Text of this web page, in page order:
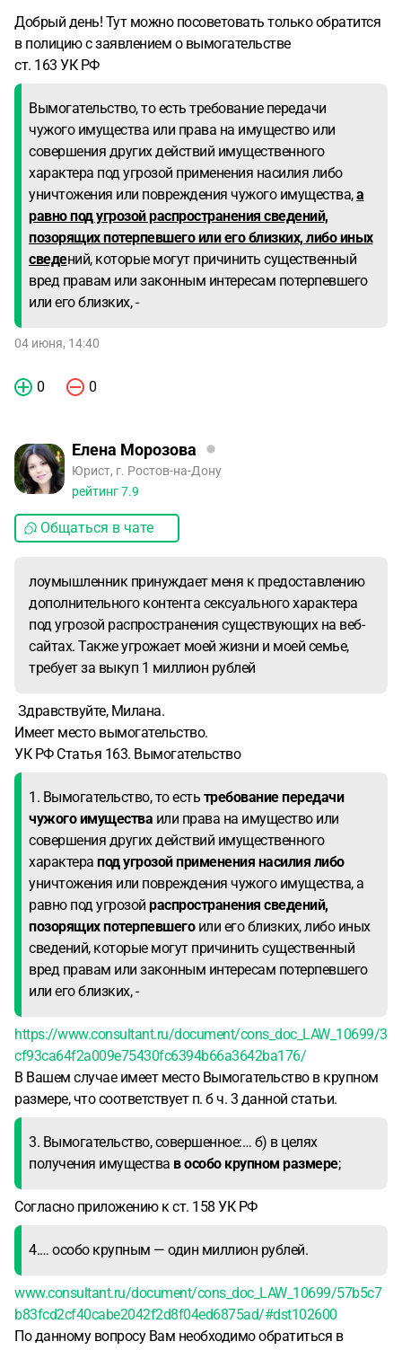
Добрый день! Тут можно посоветовать только обратится
в полицию с заявлением о вымогательстве
ст. 163 УК РФ
Вымогательство, то есть требование передачи
чужого имущества или права на имущество или
совершения других действий имущественного
характера под угрозой применения насилия либо
уничтожения или повреждения чужого имущества,а
равно под угрозой распространения сведений,
позорящих потерпевшего или его близких, либо иных
сведений, которые могут причинить существенный
вред правам или законным интересам потерпевшего
или его близких, -
04 июня, 14:40
0 0
Елена Морозова
Юрист, г. Ростов-на-Дону
рейтинг7.9
Общаться в чате
лоумышленник принуждает меня к предоставлению
дополнительного контента сексуального характера
под угрозой распространения существующих на веб-
сайтах. Также угрожает моей жизни и моей семье,
требует за выкуп 1 миллион рублей
Здравствуйте, Милана.
Имеет место вымогательство.
УК РФ Статья 163. Вымогательство
1. Вымогательство, то есть требование передачи
чужого имущества или права на имущество или
совершения других действий имущественного
характера под угрозой применения насилия либо
уничтожения или повреждения чужого имущества, а
равно под угрозой распространения сведений,
позорящих потерпевшегоили его близких, либо иных
сведений, которые могут причинить существенный
вред правам или законным интересам потерпевшего
или его близких, -
https://www.consultant.ru/document/cons_doc_LAW_10699/3
cf93ca64f2a009e75430fc6394b66a3642ba176/
В Вашем случае имеет место Вымогательство в крупном
размере, что соответствует п. б ч. 3 данной статьи.
3. Вымогательство, совершенное:… б) в целях
получения имущества в особо крупном размере;
Согласно приложению к ст. 158 УК РФ
4.… особо крупным — один миллион рублей.
www.consultant.ru/document/cons_doc_LAW_10699/57b5c7
b83fcd2cf40cabe2042f2d8f04ed6875ad/#dst102600
По данному вопросу Вам необходимо обратиться в